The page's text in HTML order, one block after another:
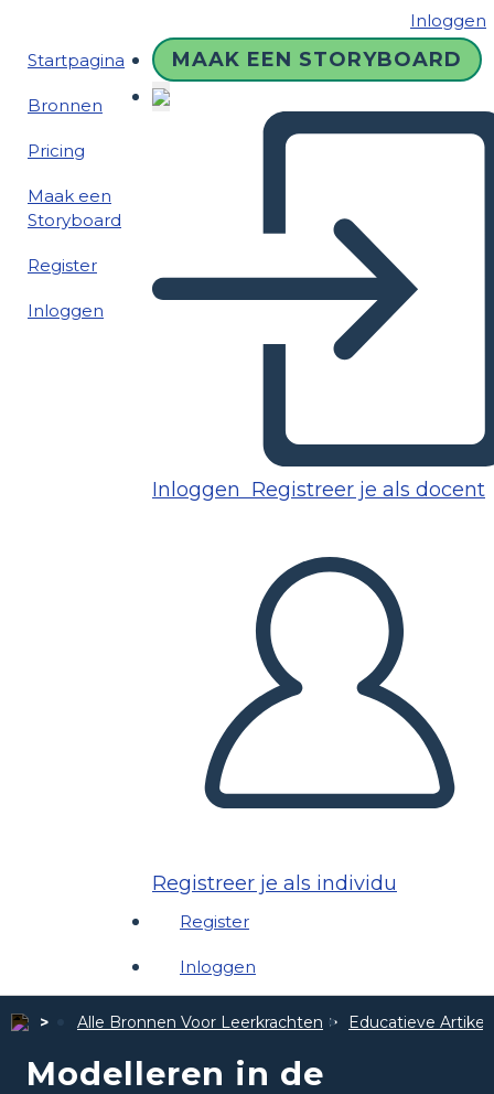
Inloggen
Startpagina
Bronnen
Pricing
Maak een
Storyboard
Register
Inloggen
MAAK EEN STORYBOARD
Inloggen Registreer je als docent
Registreer je als individu
Register
Inloggen
Alle Bronnen Voor Leerkrachten Educatieve
Modelleren in de